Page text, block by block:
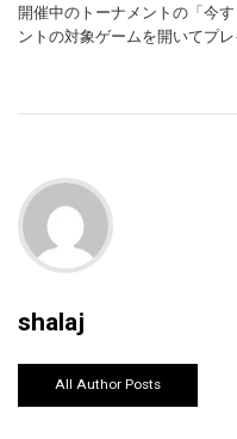
開催中のトーナメントの「今
ントの対象ゲームを開いてプ
shalaj
All Author Posts